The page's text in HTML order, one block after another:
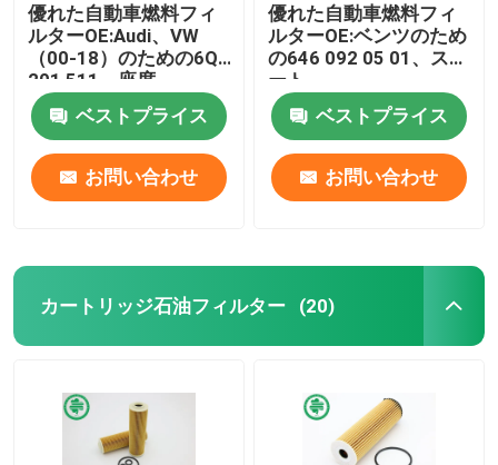
優れた自動車燃料フィ
ルターOE:Audi、VW
（00-18）のための6Q0
201 511、座席
ベストプライス
お問い合わせ
優れた自動車燃料フィ
ルターOE:ベンツのため
の646 092 05 01、スマ
ート
ベストプライス
お問い合わせ
カートリッジ石油フィルター (20)